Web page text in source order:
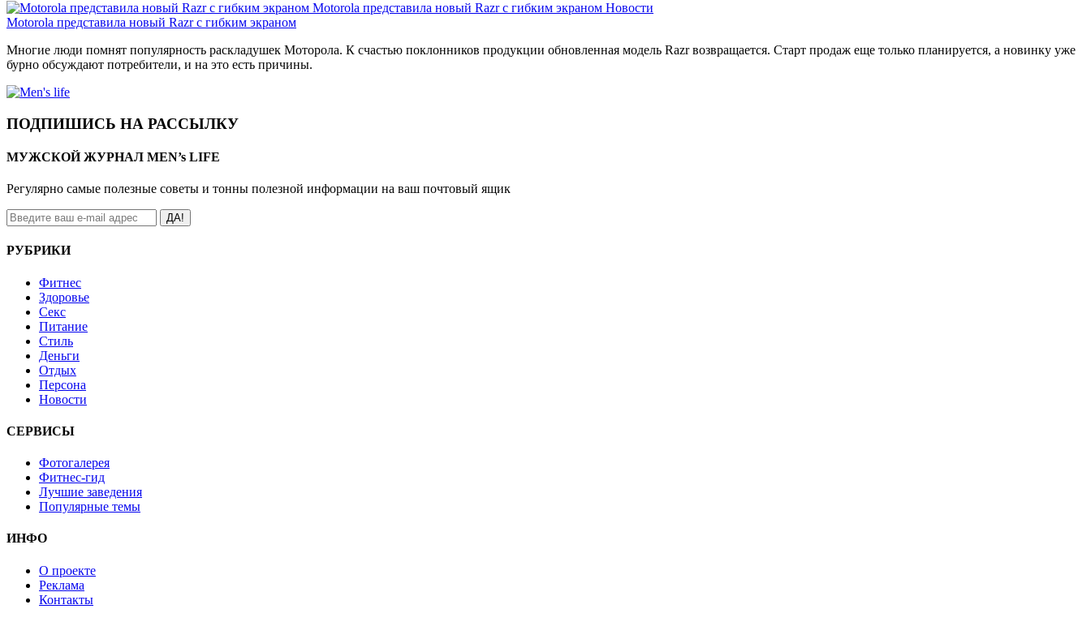
Motorola представила новый Razr с гибким экраном Новости
Motorola представила новый Razr с гибким экраном
Многие люди помнят популярность раскладушек Моторола. К счастью поклонников продукции обновленная модель Razr возвращается. Старт продаж еще только планируется, а новинку уже
бурно обсуждают потребители, и на это есть причины.
ПОДПИШИСЬ НА РАССЫЛКУ
МУЖСКОЙ ЖУРНАЛ MEN’s LIFE
Регулярно самые полезные советы и тонны полезной информации на ваш почтовый ящик
ДА!
РУБРИКИ
Фитнес
Здоровье
Секс
Питание
Стиль
Деньги
Отдых
Персона
Новости
СЕРВИСЫ
Фотогалерея
Фитнес-гид
Лучшие заведения
Популярные темы
ИНФО
О проекте
Реклама
Контакты